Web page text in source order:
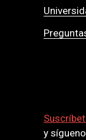
y